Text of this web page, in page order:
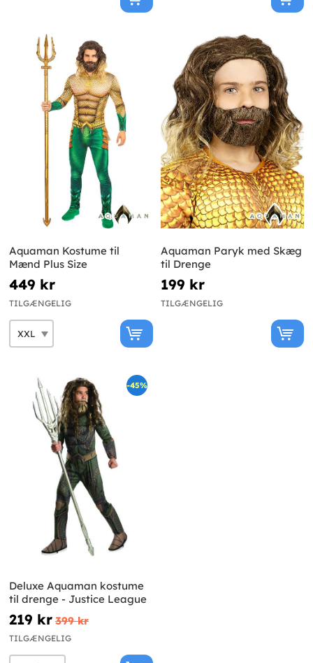
Aquaman Kostume til
Mænd Plus Size
449 kr
TILGÆNGELIG
Aquaman Paryk med Skæg
til Drenge
199 kr
TILGÆNGELIG
-45%
Deluxe Aquaman kostume
til drenge - Justice League
219 kr 399 kr
TILGÆNGELIG